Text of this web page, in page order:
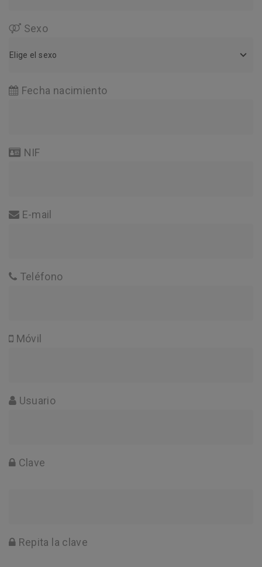
Sexo
Elige el sexo
Fecha nacimiento
NIF
E-mail
Teléfono
Móvil
Usuario
Clave
Repita la clave